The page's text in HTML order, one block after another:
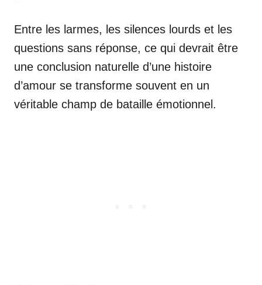
Entre les larmes, les silences lourds et les
questions sans réponse, ce qui devrait être
une conclusion naturelle d’une histoire
d’amour se transforme souvent en un
véritable champ de bataille émotionnel.